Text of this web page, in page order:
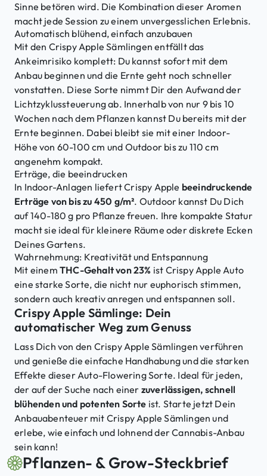
Sinne betören wird. Die Kombination dieser Aromen
macht jede Session zu einem unvergesslichen Erlebnis.
Automatisch blühend, einfach anzubauen
Mit den Crispy Apple Sämlingen entfällt das
Ankeimrisiko komplett: Du kannst sofort mit dem
Anbau beginnen und die Ernte geht noch schneller
vonstatten. Diese Sorte nimmt Dir den Aufwand der
Lichtzyklussteuerung ab. Innerhalb von nur 9 bis 10
Wochen nach dem Pflanzen kannst Du bereits mit der
Ernte beginnen. Dabei bleibt sie mit einer Indoor-
Höhe von 60-100 cm und Outdoor bis zu 110 cm
angenehm kompakt.
Erträge, die beeindrucken
In Indoor-Anlagen liefert Crispy Apple beeindruckende
Erträge von bis zu 450 g/m². Outdoor kannst Du Dich
auf 140-180 g pro Pflanze freuen. Ihre kompakte Statur
macht sie ideal für kleinere Räume oder diskrete Ecken
Deines Gartens.
Wahrnehmung: Kreativität und Entspannung
Mit einem THC-Gehalt von 23% ist Crispy Apple Auto
eine starke Sorte, die nicht nur euphorisch stimmen,
sondern auch kreativ anregen und entspannen soll.
Crispy Apple Sämlinge: Dein
automatischer Weg zum Genuss
Lass Dich von den Crispy Apple Sämlingen verführen
und genieße die einfache Handhabung und die starken
Effekte dieser Auto-Flowering Sorte. Ideal für jeden,
der auf der Suche nach einer zuverlässigen, schnell
blühenden und potenten Sorte ist. Starte jetzt Dein
Anbauabenteuer mit Crispy Apple Sämlingen und
erlebe, wie einfach und lohnend der Cannabis-Anbau
sein kann!
Pflanzen- & Grow-Steckbrief